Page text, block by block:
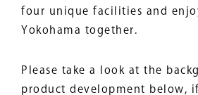
four unique facilities and
Yokohama together.
Please take a look at the
product development below,